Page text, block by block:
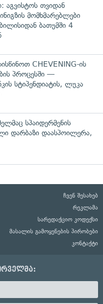
აგვისტოს თვიდან
მომხმარებლები
ბათუმში 4
CHEVENING-ის
პროცესში —
სტიპენდიატის, ლუკა
სპაიდერმენის
დარბაზი დაასპოილერა,
ჩვენ შესახებ
რეკლამა
სარედაქციო კოდექსი
მასალის გამოყენების პირობები
კონტაქტი